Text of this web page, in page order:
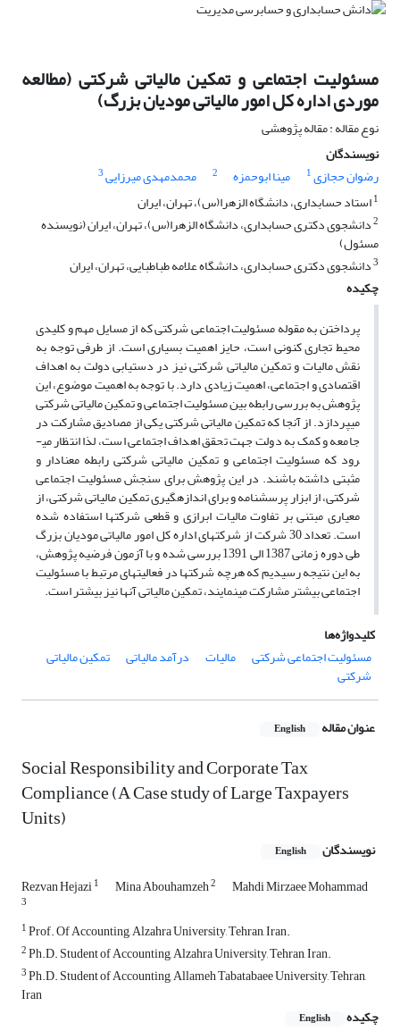
مسئولیت اجتماعی و تمکین مالیاتی شرکتی (مطالعه
موردی اداره کل امور مالیاتی مودیان بزرگ)
نوع مقاله : مقاله پژوهشی
نویسندگان
رضوان حجازی1 مینا ابوحمزه 2 محمدمهدی میرزایی3
1استاد حسابداری، دانشگاه الزهرا(س)، تهران، ایران
2دانشجوی دکتری حسابداری، دانشگاه الزهرا(س)، تهران، ایران (نویسنده
مسئول)
3دانشجوی دکتری حسابداری، دانشگاه علامه طباطبایی، تهران، ایران
چکیده
پرداختن به مقوله مسئولیت اجتماعی شرکتی که از مسایل مهم و کلیدی
محیط تجاری کنونی است، حایز اهمیت بسیاری است. از طرفی توجه به
نقش مالیات و تمکین مالیاتی شرکتی نیز در دستیابی دولت به اهداف
اقتصادی و اجتماعی، اهمیت زیادی دارد. با توجه به اهمیت موضوع، این
پژوهش به بررسی رابطه بین مسئولیت اجتماعی و تمکین مالیاتی شرکتی
می­پردازد. از آن­جا که تمکین مالیاتی شرکتی یکی از مصادیق مشارکت در
جامعه و کمک به دولت جهت تحقق اهداف اجتماعی است، لذا انتظار می­
رود که مسئولیت اجتماعی و تمکین مالیاتی شرکتی رابطه معنادار و
مثبتی داشته باشند. در این پژوهش برای سنجش مسئولیت اجتماعی
شرکتی، از ابزار پرسشنامه و برای اندازه­گیری تمکین مالیاتی شرکتی، از
معیاری مبتنی بر تفاوت مالیات ابرازی و قطعی شرکت­ها استفاده شده
است. تعداد 30 شرکت از شرکت­های اداره کل امور مالیاتی مودیان بزرگ
طی دوره زمانی 1387 الی 1391 بررسی شده و با آزمون فرضیه پژوهش،
به این نتیجه رسیدیم که هرچه شرکت­ها در فعالیت­های مرتبط با مسئولیت
اجتماعی بیشتر مشارکت می­نمایند، تمکین مالیاتی آن­ها نیز بیشتر است.
کلیدواژه‌ها
مسئولیت اجتماعی شرکتی
مالیات درآمد مالیاتی تمکین مالیاتی
شرکتی
عنوان مقاله English
Social Responsibility and Corporate Tax
Compliance (A Case study of Large Taxpayers
Units)
نویسندگان English
Rezvan Hejazi1 Mina Abouhamzeh2 Mahdi Mirzaee Mohammad
3
1Prof. Of Accounting, Alzahra University, Tehran, Iran.
2Ph.D. Student of Accounting, Alzahra University, Tehran, Iran.
3Ph.D. Student of Accounting, Allameh Tabatabaee University, Tehran,
Iran
چکیده
English